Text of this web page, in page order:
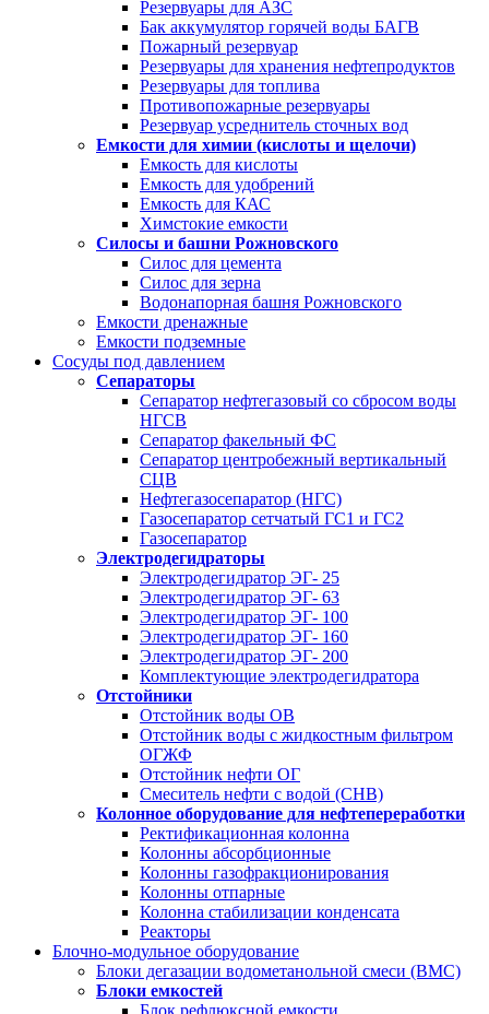
Резервуары для АЗС
Бак аккумулятор горячей воды БАГВ
Пожарный резервуар
Резервуары для хранения нефтепродуктов
Резервуары для топлива
Противопожарные резервуары
Резервуар усреднитель сточных вод
Емкости для химии (кислоты и щелочи)
Емкость для кислоты
Емкость для удобрений
Емкость для КАС
Химстокие емкости
Силосы и башни Рожновского
Силос для цемента
Силос для зерна
Водонапорная башня Рожновского
Емкости дренажные
Емкости подземные
Сосуды под давлением
Сепараторы
Сепаратор нефтегазовый со сбросом воды
НГСВ
Сепаратор факельный ФС
Сепаратор центробежный вертикальный
СЦВ
Нефтегазосепаратор (НГС)
Газосепаратор сетчатый ГС1 и ГС2
Газосепаратор
Электродегидраторы
Электродегидратор ЭГ- 25
Электродегидратор ЭГ- 63
Электродегидратор ЭГ- 100
Электродегидратор ЭГ- 160
Электродегидратор ЭГ- 200
Комплектующие электродегидратора
Отстойники
Отстойник воды ОВ
Отстойник воды с жидкостным фильтром
ОГЖФ
Отстойник нефти ОГ
Смеситель нефти с водой (СНВ)
Колонное оборудование для нефтепереработки
Ректификационная колонна
Колонны абсорбционные
Колонны газофракционирования
Колонны отпарные
Колонна стабилизации конденсата
Реакторы
Блочно-модульное оборудование
Блоки дегазации водометанольной смеси (BMC)
Блоки емкостей
Блок рефлюксной емкости